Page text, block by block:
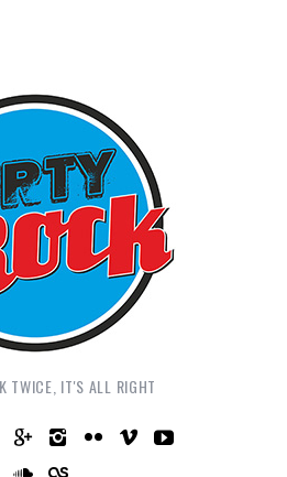
TWICE, IT'S ALL RIGHT